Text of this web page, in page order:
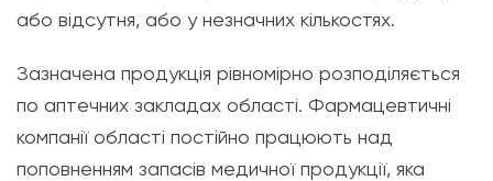
або відсутня, або у незначних кількостях.
Зазначена продукція рівномірно розподіляється
по аптечних закладах області. Фармацевтичні
компанії області постійно працюють над
поповненням запасів медичної продукції, яка